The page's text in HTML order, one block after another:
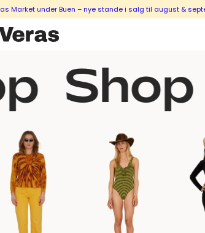
under Buen – nye stande i salg til august & september <333
Shop